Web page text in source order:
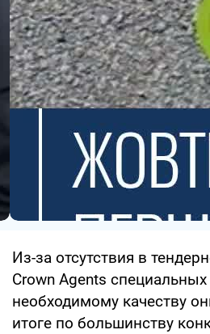
Из-за отсутствия в
Crown Agents
необходимому качеству
итоге по большинству